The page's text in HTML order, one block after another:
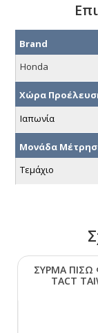
Brand
Honda
Χώρα
Ιαπωνία
Μονάδα
Τεμάχιο
ΣΥΡΜΑ ΠΙΣΩ
ΤΑCΤ